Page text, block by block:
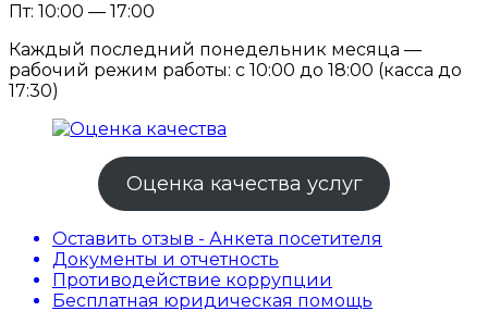
Пт: 10:00 — 17:00
Каждый последний понедельник месяца —
рабочий режим работы: с 10:00 до 18:00 (касса до
17:30)
Оценка качества услуг
Оставить отзыв - Анкета посетителя
Документы и отчетность
Противодействие коррупции
Бесплатная юридическая помощь